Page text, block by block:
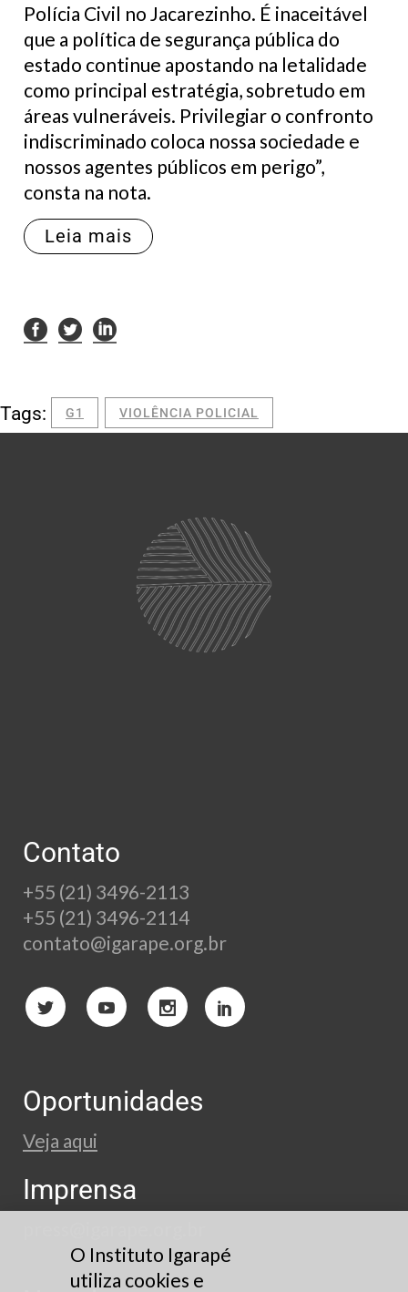
Polícia Civil no Jacarezinho. É inaceitável
que a política de segurança pública do
estado continue apostando na letalidade
como principal estratégia, sobretudo em
áreas vulneráveis. Privilegiar o confronto
indiscriminado coloca nossa sociedade e
nossos agentes públicos em perigo”,
consta na nota.
Leia mais
Tags: G1 VIOLÊNCIA POLICIAL
Contato
+55 (21) 3496-2113
+55 (21) 3496-2114
contato@igarape.org.br
Oportunidades
Veja aqui
Imprensa
O Instituto Igarapé
utiliza cookies e